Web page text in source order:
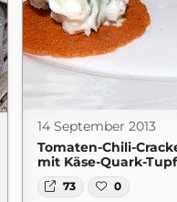
14 September 2013
Tomaten-Chili-
mit Käse-Quark-
73 0